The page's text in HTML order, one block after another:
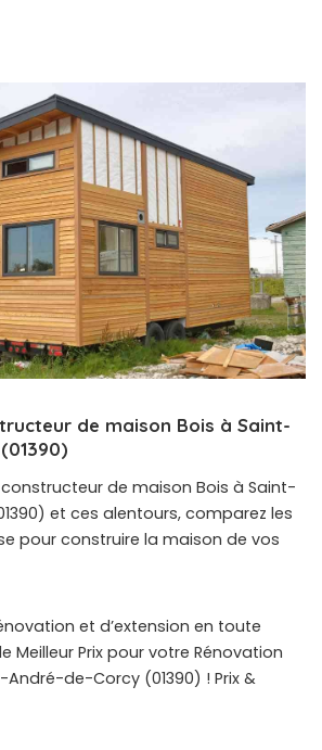
de maison Bois à Saint-
constructeur de maison Bois à Saint-
et ces alentours, comparez les
pour construire la maison de vos
et d’extension en toute
Meilleur Prix pour votre Rénovation
André-de-Corcy (01390) ! Prix &